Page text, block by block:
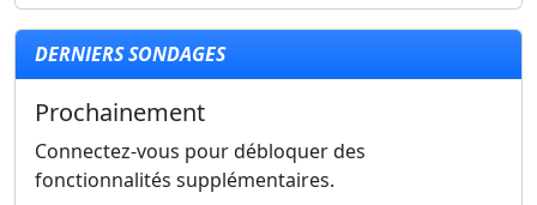
DERNIERS SONDAGES
Prochainement
Connectez-vous pour débloquer des
fonctionnalités supplémentaires.